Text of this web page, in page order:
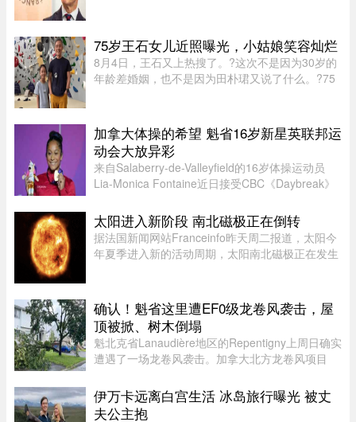
Charles Milliard预计将于今天周四下午 ...
75岁王石女儿近照曝光，小姑娘笑容灿烂
8月4日，王石又上热搜了。?这次不是因为30岁的
年龄差婚姻，也不是因为田朴珺又说了什么。?75
都穿着攀岩装备，在岩壁上 ...
加拿大体操的希望 魁省16岁新星英联邦运
动会大放异彩
来自Salaberry-de-Valleyfield的16岁体操运动员
Lia-Monica Fontaine近日接受CBC《Daybreak》
历。这位魁省年轻选手在国际舞台上表现惊艳，一
举获得4枚奖牌。Fontaine代 ...
太阳进入新阶段 南北磁极正在倒转
据法国新闻网站Franceinfo昨天周二报道，太阳今
年夏季进入新的活动周期，太阳南北磁极正在发生
南磁极，南磁极则转变为北 ...
确认！魁省这里遭EF0级龙卷风袭击，屋
顶被掀、树木倒塌
魁北克省Lanaudière地区的Repentigny上周日确实
遭遇了一场龙卷风袭击。加拿大北方龙卷风项目
认，当天形成的是一场EF0级龙卷风。报告指出，
这场龙卷风是在一个弱超级单体 ...
伊万卡远离白宫生活 冰岛旅行曝光 被丈
夫公主抱